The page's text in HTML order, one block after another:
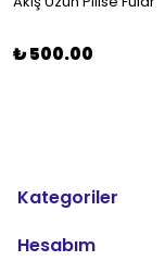
₺ 500.00
Kategoriler
Hesabım